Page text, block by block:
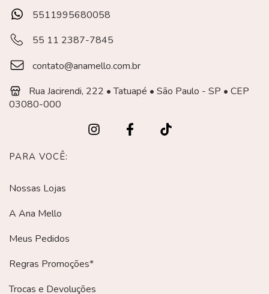
5511995680058
55 11 2387-7845
contato@anamello.com.br
Rua Jacirendi, 222 • Tatuapé • São Paulo - SP • CEP
03080-000
PARA VOCÊ:
Nossas Lojas
A Ana Mello
Meus Pedidos
Regras Promoções*
Trocas e Devoluções